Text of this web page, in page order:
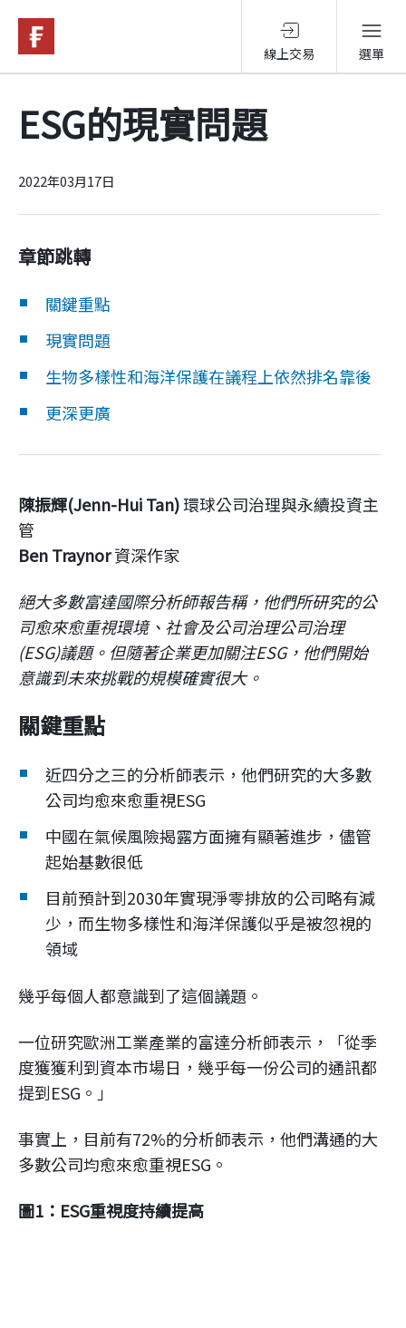
線上交易 選單
基金與配息
關於富達
企業永續
ESG的現實問題
2022年03月17日
章節跳轉
關鍵重點
現實問題
生物多樣性和海洋保護在議程上依然排名靠後
更深更廣
陳振輝(Jenn-Hui Tan)環球公司治理與永續投資主
管
Ben Traynor資深作家
絕大多數富達國際分析師報告稱，他們所研究的公
司愈來愈重視環境、社會及公司治理公司治理
(ESG)議題。但隨著企業更加關注ESG，他們開始
意識到未來挑戰的規模確實很大。
關鍵重點
近四分之三的分析師表示，他們研究的大多數
公司均愈來愈重視ESG
中國在氣候風險揭露方面擁有顯著進步，儘管
起始基數很低
目前預計到2030年實現淨零排放的公司略有減
少，而生物多樣性和海洋保護似乎是被忽視的
領域
幾乎每個人都意識到了這個議題。
一位研究歐洲工業產業的富達分析師表示，「從季
度獲獲利到資本市場日，幾乎每一份公司的通訊都
提到ESG。」
事實上，目前有72%的分析師表示，他們溝通的大
多數公司均愈來愈重視ESG。
圖1：ESG重視度持續提高